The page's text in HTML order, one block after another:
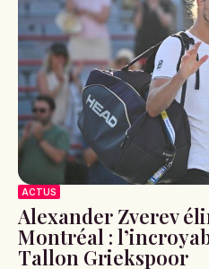
ACTUS
Alexander Zverev
Montréal :
Tallon Griekspoor